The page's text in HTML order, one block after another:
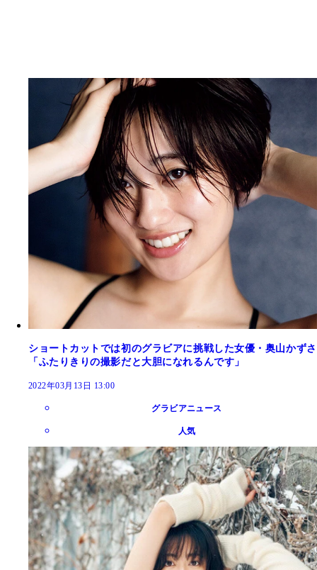
ショートカットでは初のグラビアに挑戦した女優・奥山かずさ
「ふたりきりの撮影だと大胆になれるんです」
2022年03月13日 13:00
グラビアニュース
人気